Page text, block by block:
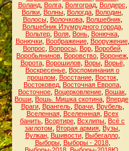
Воланд, Волга, Волгоград, Волдерс
Волки Волны Вологда Володин
Волосы, Волочкова, Волшебник,
Волшебник Изумрудного города,
Вольтер Воля Вонь Вонючка
Вонючки, Воображение, Вооружение,
Вопрос
Вопросы, Вор, Воробей,
Воробьянинов Воровство Воронеж
Ворота, Ворошилов, Воры, Ворьё,
Воскресенье Воспоминания о
прошлом
Восстание, Восток,
Востоковед Восточная Европа
Восточное Воцерковление Вошак
Воши Вошь. Мишка скотина Вперде
Враги, Врангель, Врачи, Врубель,
Вселенная, Вселеннная, Всех
банить Всортире Всхлипы Всё с
заглотом
Вторая армия Вузы
Вулкан, Вшивости, Выбегалло,
Выборы, Выборы - 2018,